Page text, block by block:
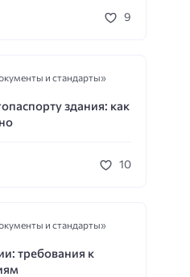
9
и стандарты»
здания: как
10
и стандарты»
требования к